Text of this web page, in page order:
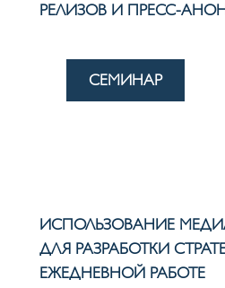
РЕЛИЗОВ И ПРЕСС-
СЕМИНАР
ИСПОЛЬЗОВАНИЕ
ДЛЯ РАЗРАБОТКИ
ЕЖЕДНЕВНОЙ РАБОТЕ